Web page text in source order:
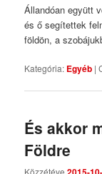
Állandóan együtt
és ő segítettek
földön, a
Kategória: Egyéb |
És akkor
Földre
Közzétéve